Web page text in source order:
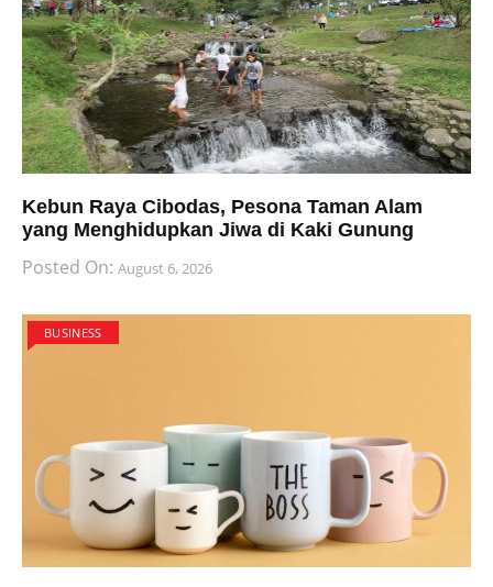
Kebun Raya Cibodas, Pesona Taman Alam
yang Menghidupkan Jiwa di Kaki Gunung
Posted On: August 6, 2026
BUSINESS